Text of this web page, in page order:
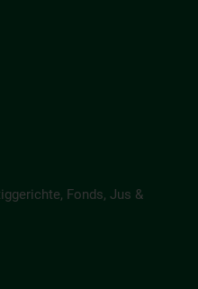
Fonds, Jus &